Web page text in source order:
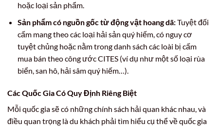
hoặc loại sản phẩm.
Sản phẩm có nguồn gốc từ động vật hoang dã:Tuyệt đối
cấm mang theo các loại hải sản quý hiếm, có nguy cơ
tuyệt chủng hoặc nằm trong danh sách các loài bị cấm
mua bán theo công ước CITES (ví dụ như một số loại rùa
biển, san hô, hải sâm quý hiếm…).
Các Quốc Gia Có Quy Định Riêng Biệt
Mỗi quốc gia sẽ có những chính sách hải quan khác nhau, và
điều quan trọng là du khách phải tìm hiểu cụ thể về quốc gia